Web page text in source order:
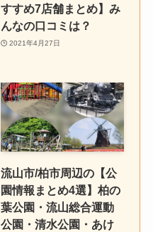
すすめ7店舗まとめ】み
んなの口コミは？
2021年4月27日
流山市/柏市周辺の【公
園情報まとめ4選】柏の
葉公園・流山総合運動
公園・清水公園・あけ